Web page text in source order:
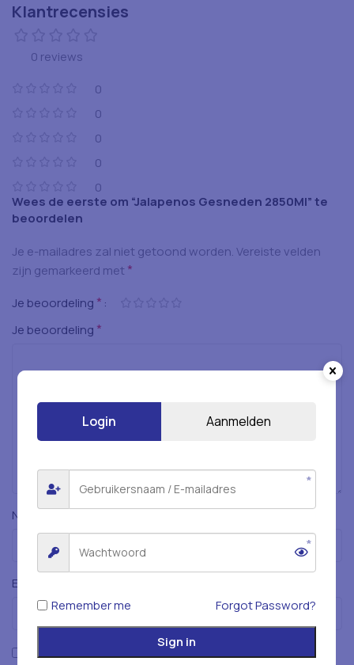
Klantrecensies
0 reviews
0
0
0
0
0
Wees de eerste om “Jalapenos Gesneden 2850Ml” te
beoordelen
Je e-mailadres zal niet getoond worden.Vereiste velden
zijn gemarkeerd met *
Je beoordeling *
Je beoordeling *
Naam *
E-mail
Mijn naam, e-mailadres en website opslaan in deze
Login Aanmelden
Remember me Forgot Password?
Sign in